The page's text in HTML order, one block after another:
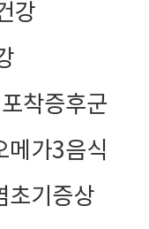
강
착증후군
메가3음식
초기증상